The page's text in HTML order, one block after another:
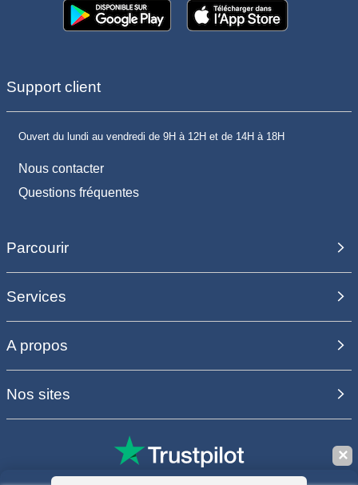
Support client
Ouvert du lundi au vendredi de 9H à 12H et de 14H à 18H
Nous contacter
Questions fréquentes
Parcourir
Services
A propos
Nos sites
✕